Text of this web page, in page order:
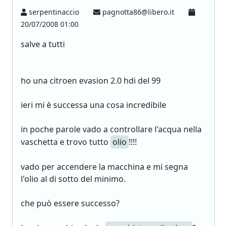
serpentinaccio
pagnotta86@libero.it
20/07/2008 01:00
salve a tutti
ho una citroen evasion 2.0 hdi del 99
ieri mi è successa una cosa incredibile
in poche parole vado a controllare l'acqua nella
vaschetta e trovo tutto olio !!!!
vado per accendere la macchina e mi segna
l'olio al di sotto del minimo.
che può essere successo?